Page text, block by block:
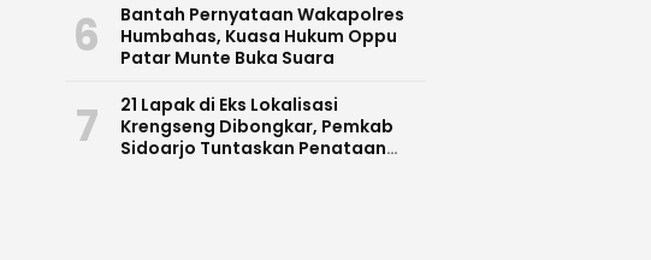
6
Bantah Pernyataan Wakapolres
Humbahas, Kuasa Hukum Oppu
Patar Munte Buka Suara
7
21 Lapak di Eks Lokalisasi
Krengseng Dibongkar, Pemkab
Sidoarjo Tuntaskan Penataan